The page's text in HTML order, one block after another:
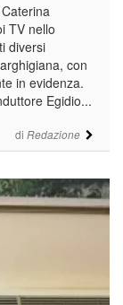
di Redazione
TV nello
diversi
con
in evidenza.
Egidio...